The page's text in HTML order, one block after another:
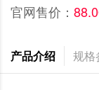
官网售价：
产品介绍 规格